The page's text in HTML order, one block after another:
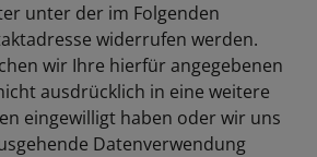
unter der im Folgenden
widerrufen werden.
wir Ihre hierfür angegebenen
ausdrücklich in eine weitere
eingewilligt haben oder wir uns
Datenverwendung